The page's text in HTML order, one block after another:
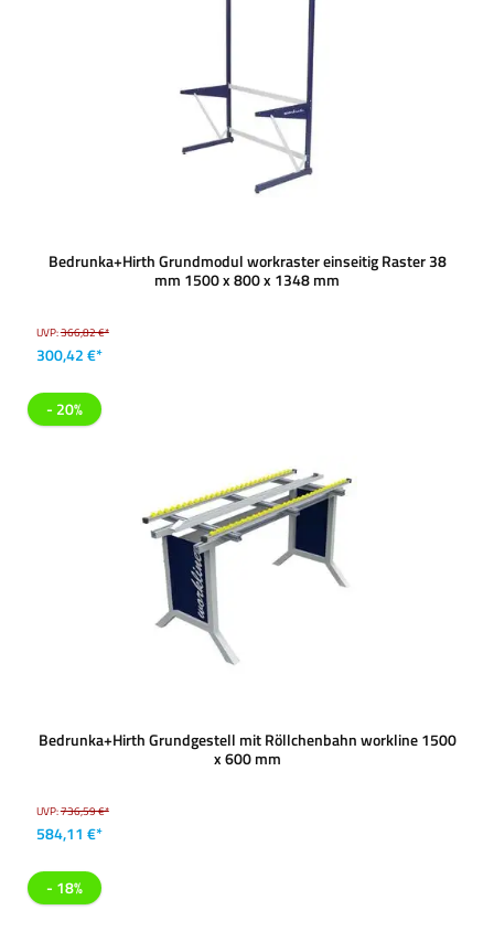
Bedrunka+Hirth Grundmodul workraster einseitig Raster 38
mm 1500 x 800 x 1348 mm
UVP:366,82 €*
300,42 €*
- 20%
Bedrunka+Hirth Grundgestell mit Röllchenbahn workline 1500
x 600 mm
UVP:736,59 €*
584,11 €*
- 18%